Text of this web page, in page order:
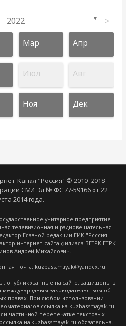
2022 ▼ >
Мар Апр
Июл Авг
Ноя Дек
Канал "Россия" © 2010–2018
СМИ Эл № ФС 77-59166 от 22
2014 года.
унитарное предприятие
телевизионная и радиовещательная
Главной редакции ГИК "Россия" -
интернет-сайта филиала ВГТРК ГТРК
Андрей Михайлович.
почта: kuzbass.mayak@yandex.ru
опубликованные на сайте, защищены в
международным законодательством об
правах. При любом использовании
ссылка на kuzbassmayak.ru
частичной перепечатке текстовых
на kuzbassmayak.ru обязательна.